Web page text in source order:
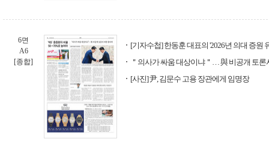
6면
A6
[종합]
[기자수첩] 한동훈 대표의 '2026년 의대 증원
＂의사가 싸움 대상이냐＂… 與 비공개 토론
[사진] 尹, 김문수 고용 장관에게 임명장